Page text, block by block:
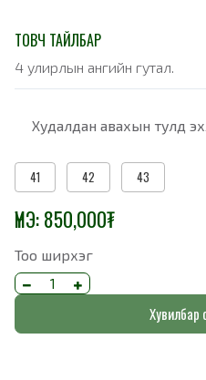
ТОВЧ ТАЙЛБАР
4 улирлын ангийн гутал.
Худалдан авахын тулд
41 42 43
ҮНЭ:850,000₮
Тоо ширхэг
Хувилбар